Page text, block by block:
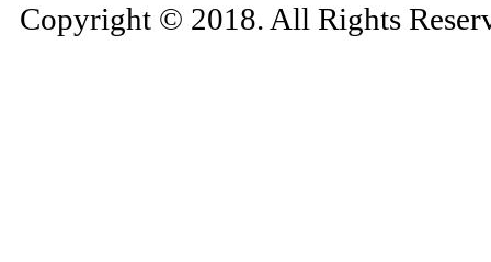
Copyright © 2018. All Rights